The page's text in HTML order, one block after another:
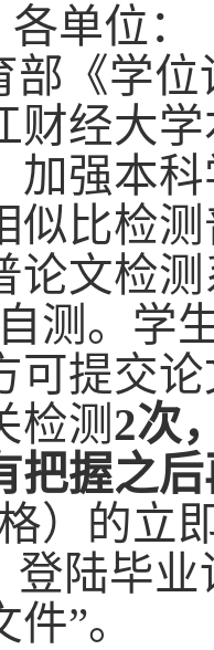
单位：
部《学
财经大
加强本
似比检
论文检
测。学
可提交
检测 2次
把握之
）的立
登陆毕
件”。